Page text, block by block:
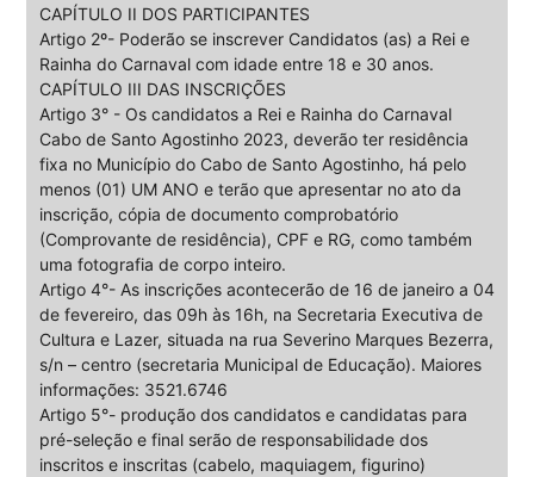
CAPÍTULO II DOS PARTICIPANTES
Artigo 2º- Poderão se inscrever Candidatos (as) a Rei e
Rainha do Carnaval com idade entre 18 e 30 anos.
CAPÍTULO III DAS INSCRIÇÕES
Artigo 3° - Os candidatos a Rei e Rainha do Carnaval
Cabo de Santo Agostinho 2023, deverão ter residência
fixa no Município do Cabo de Santo Agostinho, há pelo
menos (01) UM ANO e terão que apresentar no ato da
inscrição, cópia de documento comprobatório
(Comprovante de residência), CPF e RG, como também
uma fotografia de corpo inteiro.
Artigo 4°- As inscrições acontecerão de 16 de janeiro a 04
de fevereiro, das 09h às 16h, na Secretaria Executiva de
Cultura e Lazer, situada na rua Severino Marques Bezerra,
s/n – centro (secretaria Municipal de Educação). Maiores
informações: 3521.6746
Artigo 5°- produção dos candidatos e candidatas para
pré-seleção e final serão de responsabilidade dos
inscritos e inscritas (cabelo, maquiagem, figurino)